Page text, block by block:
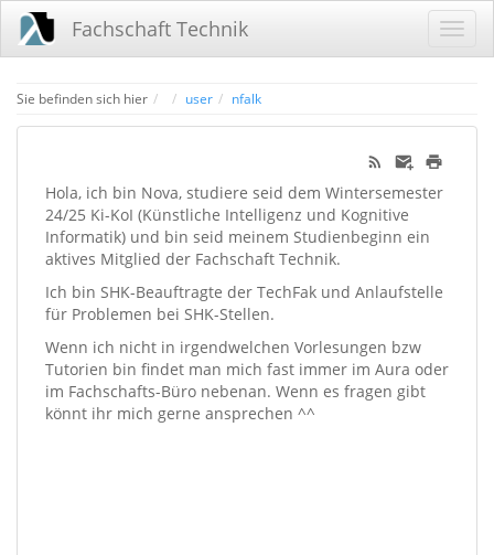
Fachschaft Technik
Sie befinden sich hier Home
user nfalk
Hola, ich bin Nova, studiere seid dem Wintersemester
24/25 Ki-KoI (Künstliche Intelligenz und Kognitive
Informatik) und bin seid meinem Studienbeginn ein
aktives Mitglied der Fachschaft Technik.
Ich bin SHK-Beauftragte der TechFak und Anlaufstelle
für Problemen bei SHK-Stellen.
Wenn ich nicht in irgendwelchen Vorlesungen bzw
Tutorien bin findet man mich fast immer im Aura oder
im Fachschafts-Büro nebenan. Wenn es fragen gibt
könnt ihr mich gerne ansprechen ^^